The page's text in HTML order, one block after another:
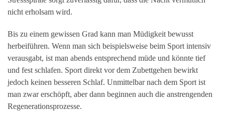
nicht erholsam wird.
Bis zu einem gewissen Grad kann man Müdigkeit bewusst
herbeiführen. Wenn man sich beispielsweise beim Sport intensiv
verausgabt, ist man abends entsprechend müde und könnte tief
und fest schlafen. Sport direkt vor dem Zubettgehen bewirkt
jedoch keinen besseren Schlaf. Unmittelbar nach dem Sport ist
man zwar erschöpft, aber dann beginnen auch die anstrengenden
Regenerationsprozesse.